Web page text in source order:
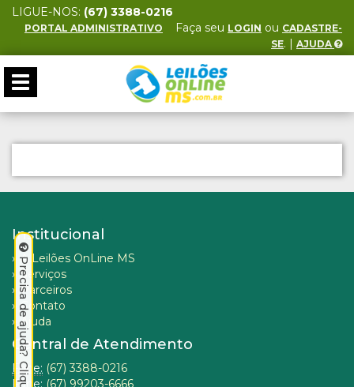
LIGUE-NOS: (67) 3388-0216
PORTAL ADMINISTRATIVO Faça seu LOGIN ou CADASTRE-
SE. | AJUDA
Toggle
navigation
Institucional
»A Leilões OnLine MS
»Serviços
»Parceiros
»Contato
»Ajuda
Central de Atendimento
Fone: (67) 3388-0216
Fone: (67) 99203-6666
Precisa de ajuda? Clique aqui.